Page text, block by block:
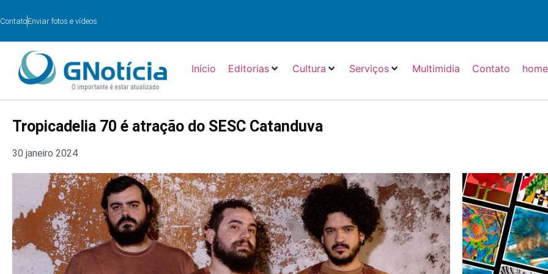
ContatoEnviar fotos e vídeos
Início Editorias Cultura Serviços Multimidia Contato home
Tropicadelia 70 é atração do SESC Catanduva
30 janeiro 2024